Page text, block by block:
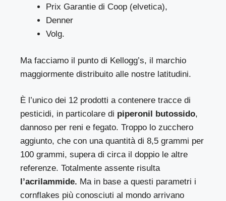
Prix Garantie di Coop (elvetica),
Denner
Volg.
Ma facciamo il punto di Kellogg’s, il marchio
maggiormente distribuito alle nostre latitudini.
È l’unico dei 12 prodotti a contenere tracce di
pesticidi, in particolare di piperonil butossido,
dannoso per reni e fegato. Troppo lo zucchero
aggiunto, che con una quantità di 8,5 grammi per
100 grammi, supera di circa il doppio le altre
referenze. Totalmente assente risulta
l’acrilammide. Ma in base a questi parametri i
cornflakes più conosciuti al mondo arrivano